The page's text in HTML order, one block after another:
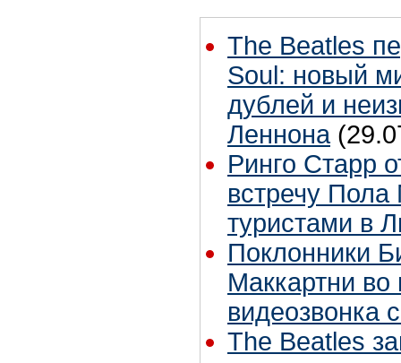
The Beatles
Soul: новый
дублей и
Леннона
Ринго Старр
встречу Пола
туристами в
Поклонники
Маккартни во
видеозвонка
The Beatles